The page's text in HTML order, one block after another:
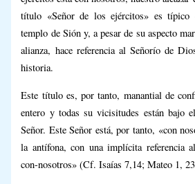
título «Señor de los ejércitos» es
templo de Sión y, a pesar de su aspecto
alianza, hace referencia al Señorío de
historia.
Este título es, por tanto, manantial de
entero y todas su vicisitudes están bajo
Señor. Este Señor está, por tanto, «con
la antífona, con una implícita referencia
con-nosotros» (Cf. Isaías 7,14; Mateo 1,